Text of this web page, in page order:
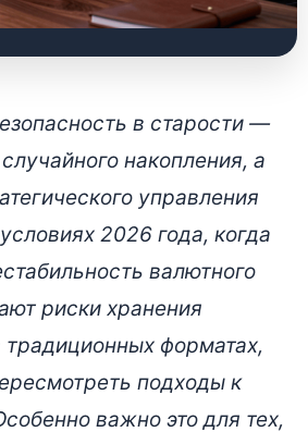
жизни в
защита от
и
вычеты
7 501 прочтений
в старости —
накопления, а
управления
2026 года, когда
валютного
риски хранения
форматах,
подходы к
важно это для тех,